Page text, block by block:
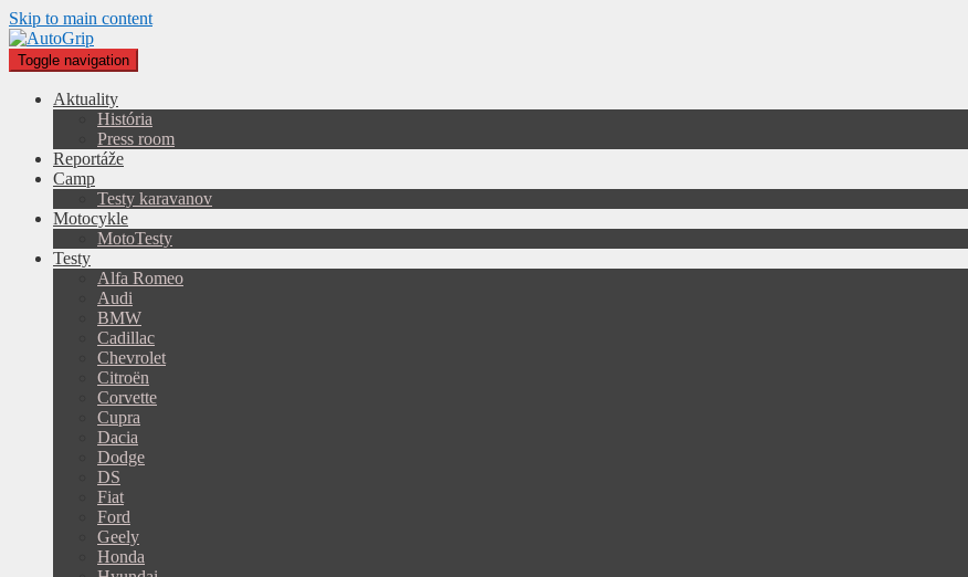
Skip to main content
Toggle navigation
Aktuality
História
Press room
Reportáže
Camp
Testy karavanov
Motocykle
MotoTesty
Testy
Alfa Romeo
Audi
BMW
Cadillac
Chevrolet
Citroën
Corvette
Cupra
Dacia
Dodge
DS
Fiat
Ford
Geely
Honda